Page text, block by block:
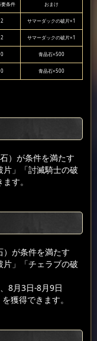
要条件 おまけ
2 サマーダックの破片×1
2 サマーダックの破片×1
0 青晶石×500
0 青晶石×500
）が条件を満たす
片」「討滅騎士の破
す。
）が条件を満たす
片」「チェラブの破
8月3日-8月9日
獲得できます。